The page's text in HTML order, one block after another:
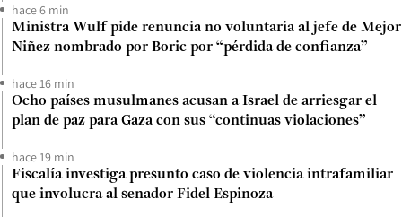
hace 6 min
Ministra Wulf pide renuncia no voluntaria al jefe de Mejor
Niñez nombrado por Boric por “pérdida de confianza”
hace 16 min
Ocho países musulmanes acusan a Israel de arriesgar el
plan de paz para Gaza con sus “continuas violaciones”
hace 19 min
Fiscalía investiga presunto caso de violencia intrafamiliar
que involucra al senador Fidel Espinoza